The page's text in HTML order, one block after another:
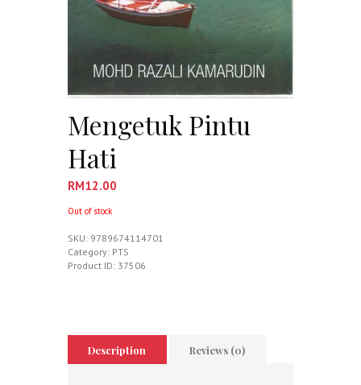
Mengetuk Pintu
Hati
RM12.00
Out of stock
SKU: 9789674114701
Category: PTS
Product ID: 37506
Description Reviews (0)